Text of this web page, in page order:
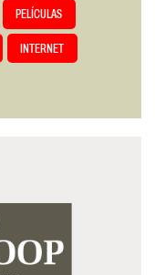
PELÍCULAS
INTERNET